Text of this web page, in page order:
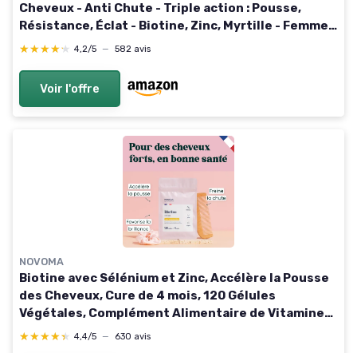
Cheveux - Anti Chute - Triple action : Pousse,
Résistance, Éclat - Biotine, Zinc, Myrtille - Femmes
et Hommes - 30 gélules - 1 mois - Fabriqué en
★★★★★
★★★★★ 4,2/5 — 582 avis
Voir l'offre
NOVOMA
Biotine avec Sélénium et Zinc, Accélère la Pousse
des Cheveux, Cure de 4 mois, 120 Gélules
Végétales, Complément Alimentaire de Vitamine
B8, Fabriqué en France, Essentials by Novoma
★★★★★
★★★★★ 4,4/5 — 630 avis